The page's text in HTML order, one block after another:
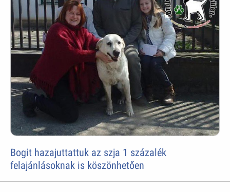
Bogit hazajuttattuk az szja 1 százalék
felajánlásoknak is köszönhetően